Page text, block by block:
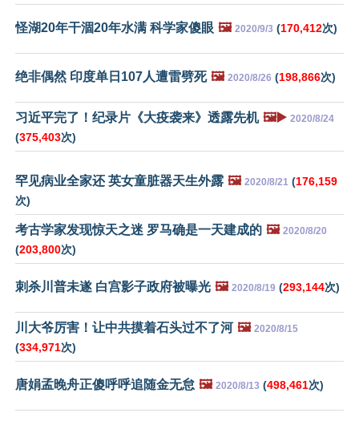
怪湖20年干涸20年水满 科学家傻眼 🖼️ 2020/9/3 (170,412次)
绝非偶然 印度单日107人遭雷劈死 🖼️ 2020/8/26 (198,866次)
习近平完了！纪录片《大疫袭来》透露先机 🖼️▶️ 2020/8/24
(375,403次)
罕见病业全家还 英女童脏器天生外露 🖼️ 2020/8/21 (176,159
次)
考古学家发现惊天之迷 罗马确是一天建成的 🖼️ 2020/8/20
(203,800次)
刺杀川普未遂 白宫影子政府被曝光 🖼️ 2020/8/19 (293,144次)
川大爷厉害！让中共摸着石头过不了河 🖼️ 2020/8/15
(334,971次)
唐娟孟晚舟正傻呼呼追随金无怠 🖼️ 2020/8/13 (498,461次)